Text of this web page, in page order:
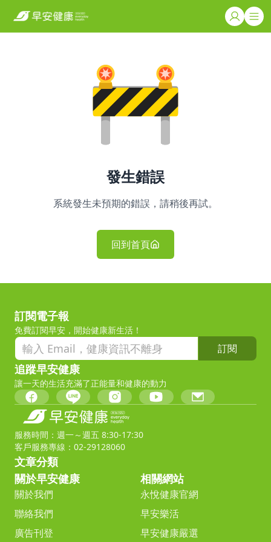
發生錯誤
系統發生未預期的錯誤，請稍後再試。
回到首頁
訂閱電子報
免費訂閱早安，開始健康新生活！
訂閱
追蹤早安健康
讓一天的生活充滿了正能量和健康的動力
服務時間：週一～週五 8:30-17:30
客戶服務專線：02-29128060
文章分類
關於早安健康
關於我們
聯絡我們
廣告刊登
相關網站
永悅健康官網
早安樂活
早安健康嚴選